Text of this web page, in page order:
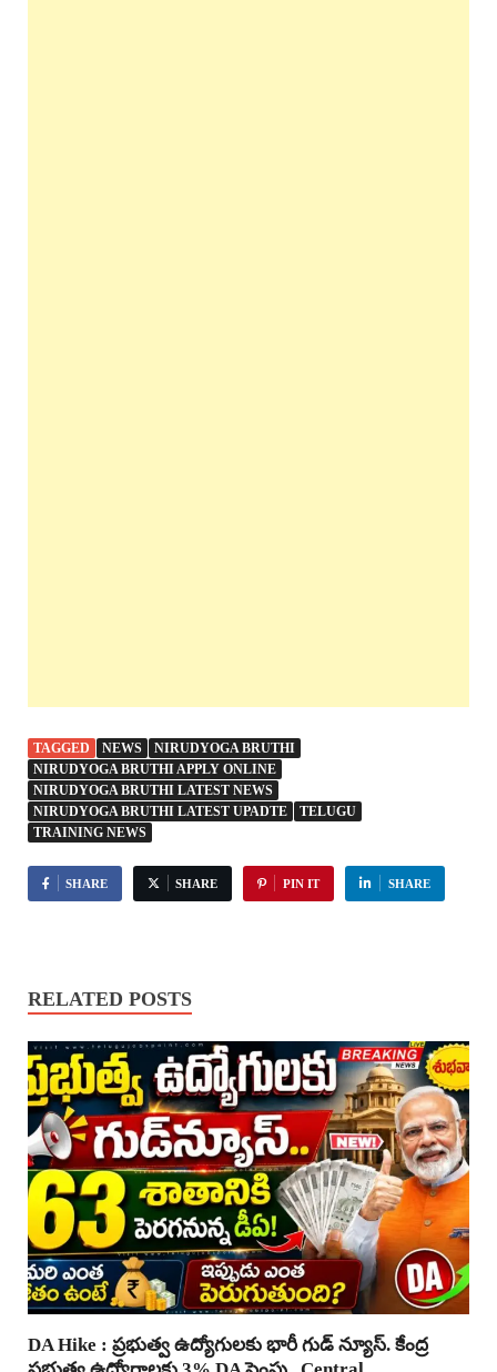
TAGGED NEWS
NIRUDYOGA BRUTHI
NIRUDYOGA BRUTHI APPLY ONLINE
NIRUDYOGA BRUTHI LATEST NEWS
NIRUDYOGA BRUTHI LATEST UPADTE
TELUGU
TRAINING NEWS
SHARE SHARE PIN IT SHARE
RELATED POSTS
DA Hike : ప్రభుత్వ ఉద్యోగులకు భారీ గుడ్ న్యూస్. కేంద్ర